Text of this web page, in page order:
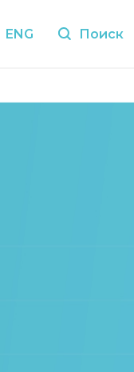
ENG Поиск